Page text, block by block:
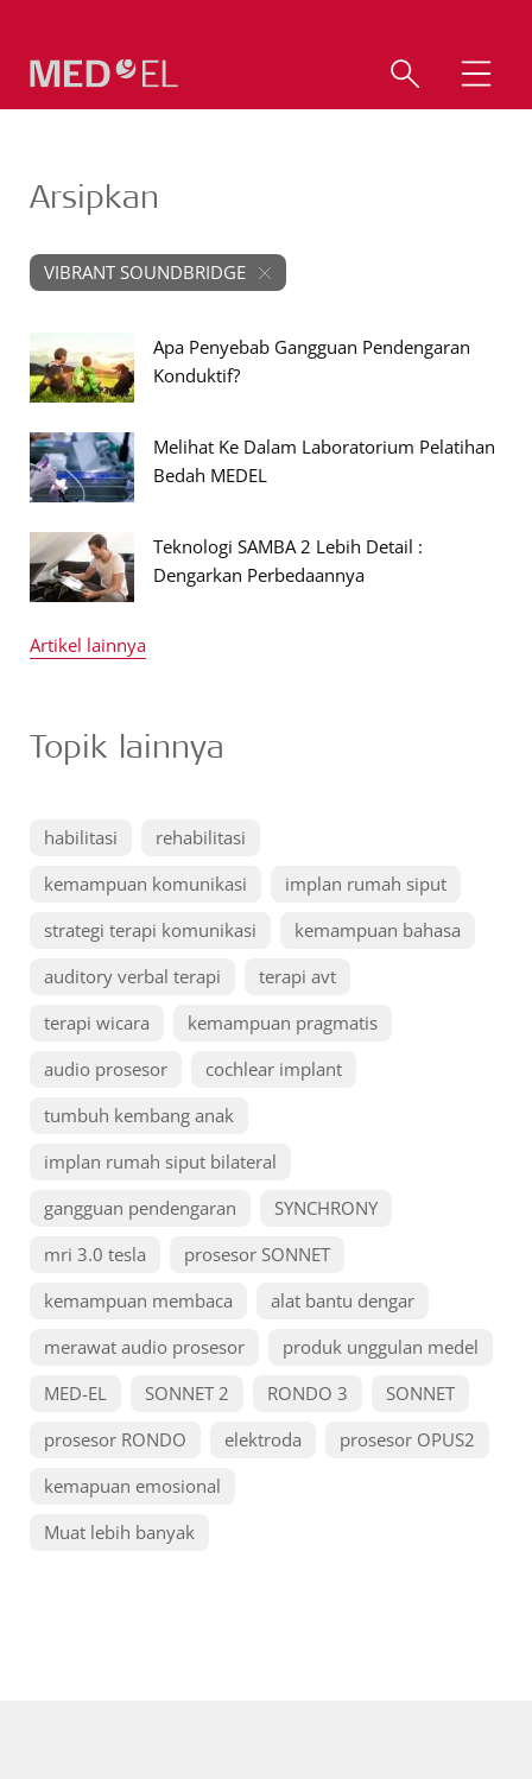
Arsipkan
VIBRANT SOUNDBRIDGE
Apa Penyebab Gangguan Pendengaran
Konduktif?
Melihat Ke Dalam Laboratorium Pelatihan
Bedah MEDEL
Teknologi SAMBA 2 Lebih Detail :
Dengarkan Perbedaannya
Artikel lainnya
Topik lainnya
habilitasi
rehabilitasi
kemampuan komunikasi
implan rumah siput
strategi terapi komunikasi
kemampuan bahasa
auditory verbal terapi
terapi avt
terapi wicara
kemampuan pragmatis
audio prosesor
cochlear implant
tumbuh kembang anak
implan rumah siput bilateral
gangguan pendengaran
SYNCHRONY
mri 3.0 tesla
prosesor SONNET
kemampuan membaca
alat bantu dengar
merawat audio prosesor
produk unggulan medel
MED-EL
SONNET 2 RONDO 3
SONNET
prosesor RONDO
elektroda
prosesor OPUS2
kemapuan emosional
Muat lebih banyak